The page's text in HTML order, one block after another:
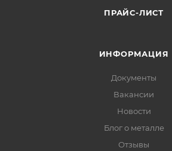
ПРАЙС-ЛИСТ
ИНФОРМАЦИЯ
Документы
Вакансии
Новости
Блог о металле
Отзывы